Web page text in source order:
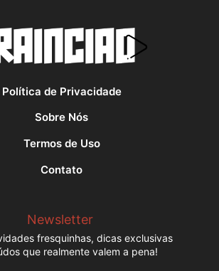
Política de Privacidade
Sobre Nós
Termos de Uso
Contato
Newsletter
fresquinhas, dicas exclusivas
que realmente valem a pena!